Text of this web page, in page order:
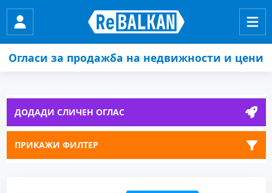
Огласи за продажба на недвижности и цени
ДОДАДИ СЛИЧЕН ОГЛАС
ПРИКАЖИ ФИЛТЕР